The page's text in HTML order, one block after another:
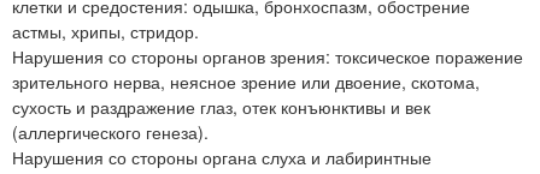
клетки и средостения: одышка, бронхоспазм, обострение
астмы, хрипы, стридор.
Нарушения со стороны органов зрения: токсическое поражение
зрительного нерва, неясное зрение или двоение, скотома,
сухость и раздражение глаз, отек конъюнктивы и век
(аллергического генеза).
Нарушения со стороны органа слуха и лабиринтные